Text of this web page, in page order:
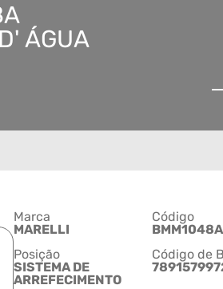
ÁGUA
Marca
MARELLI
Código
BMM1048A
Posição
SISTEMA DE
ARREFECIMENTO
Código de